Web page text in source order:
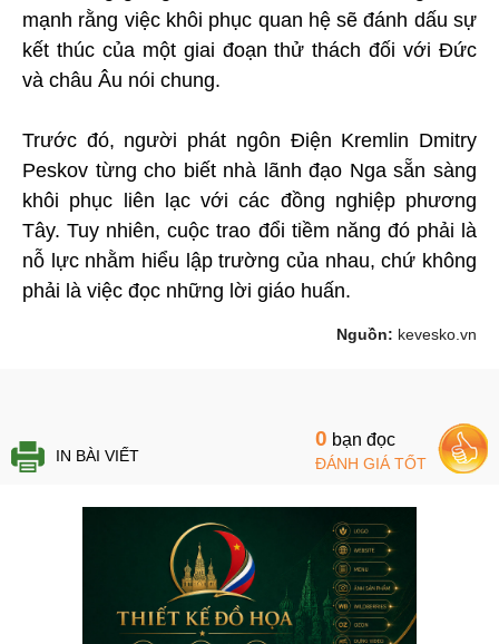
mạnh rằng việc khôi phục quan hệ sẽ đánh dấu sự
kết thúc của một giai đoạn thử thách đối với Đức
và châu Âu nói chung.
Trước đó, người phát ngôn Điện Kremlin Dmitry
Peskov từng cho biết nhà lãnh đạo Nga sẵn sàng
khôi phục liên lạc với các đồng nghiệp phương
Tây. Tuy nhiên, cuộc trao đổi tiềm năng đó phải là
nỗ lực nhằm hiểu lập trường của nhau, chứ không
phải là việc đọc những lời giáo huấn.
Nguồn: kevesko.vn
IN BÀI VIẾT
0 bạn đọc
ĐÁNH GIÁ TỐT